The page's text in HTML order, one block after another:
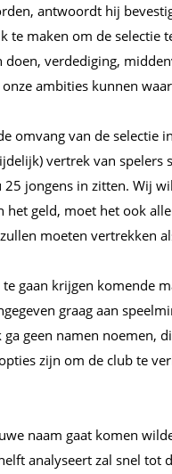
antwoordt hij
te maken om de selectie
verdediging,
ambities kunnen
omvang van de selectie
vertrek van spelers
25 jongens in zitten. Wij
het geld, moet het ook
moeten vertrekken
gaan krijgen komende
graag aan
geen namen noemen,
zijn om de club te
naam gaat komen
analyseert zal snel tot